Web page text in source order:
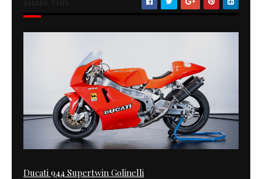
Ducati 944 Supertwin Golinelli